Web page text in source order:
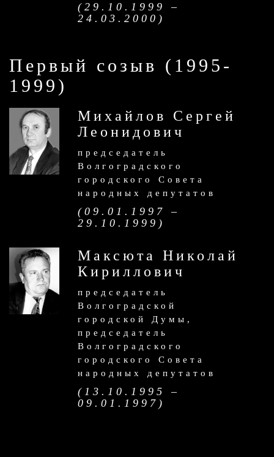
(29.10.1999 –
24.03.2000)
Первый созыв (1995-
1999)
Михайлов Сергей
Леонидович
председатель
Волгоградского
городского Совета
народных депутатов
(09.01.1997 –
29.10.1999)
Максюта Николай
Кириллович
председатель
Волгоградской
городской Думы,
председатель
Волгоградского
городского Совета
народных депутатов
(13.10.1995 –
09.01.1997)